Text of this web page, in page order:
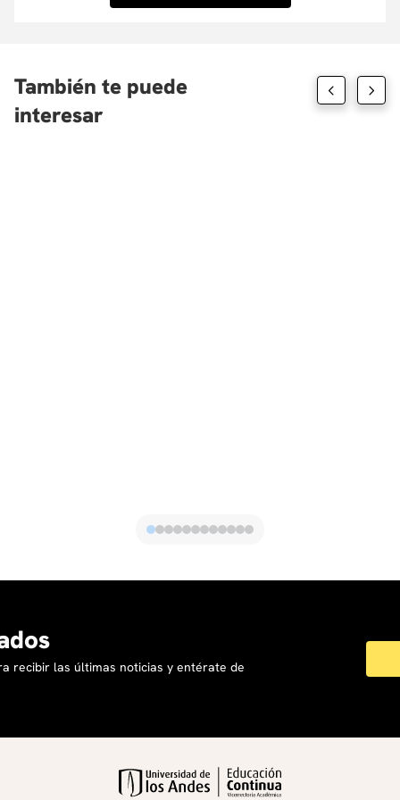
También te puede
interesar
recibir las últimas noticias y entérate de